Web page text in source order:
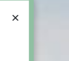
×